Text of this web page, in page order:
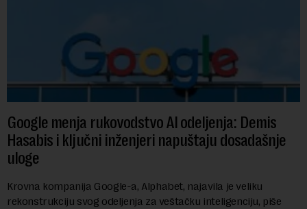
Google menja rukovodstvo AI odeljenja: Demis
Hasabis i ključni inženjeri napuštaju dosadašnje
uloge
Krovna kompanija Google-a, Alphabet, najavila je veliku
rekonstrukciju svog odeljenja za veštačku inteligenciju, piše